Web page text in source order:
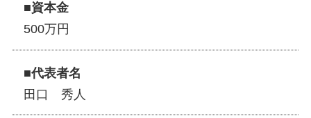
■資本金
500万円
■代表者名
田口 秀人